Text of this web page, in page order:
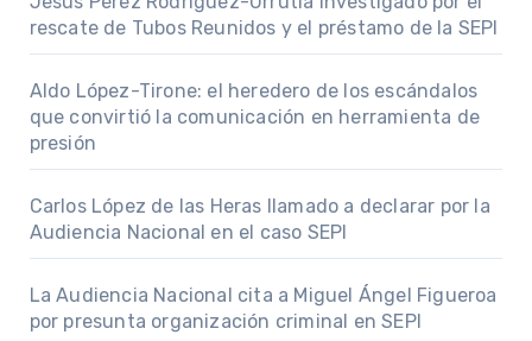
rescate de Tubos Reunidos y el préstamo de la SEPI
Aldo López-Tirone: el heredero de los escándalos
que convirtió la comunicación en herramienta de
presión
Carlos López de las Heras llamado a declarar por la
Audiencia Nacional en el caso SEPI
La Audiencia Nacional cita a Miguel Ángel Figueroa
por presunta organización criminal en SEPI